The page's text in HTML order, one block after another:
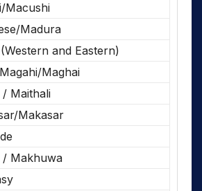
Macushi
Madura
and Eastern)
Maghai
/ Maithali
Makasar
/ Makhuwa